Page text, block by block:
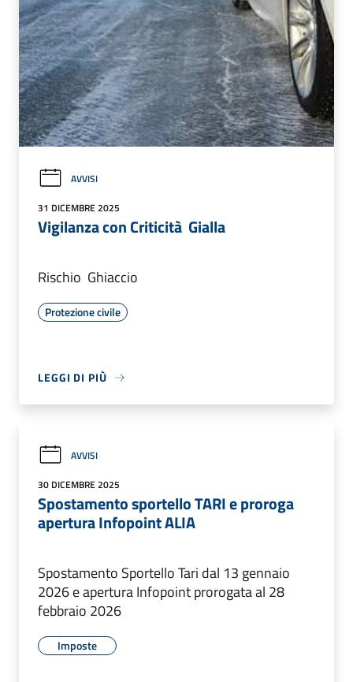
AVVISI
31 DICEMBRE 2025
Vigilanza con Criticità Gialla
Rischio Ghiaccio
Protezione civile
LEGGI DI PIÙ
AVVISI
30 DICEMBRE 2025
Spostamento sportello TARI e proroga
apertura Infopoint ALIA
Spostamento Sportello Tari dal 13 gennaio
2026 e apertura Infopoint prorogata al 28
febbraio 2026
Imposte